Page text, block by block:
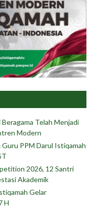
Telah Menjadi
Modern
PPM Darul Istiqamah
2026, 12 Santri
Akademik
Gelar
H